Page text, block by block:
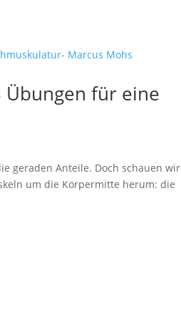
für eine
geraden Anteile. Doch schauen wir
um die Körpermitte herum: die